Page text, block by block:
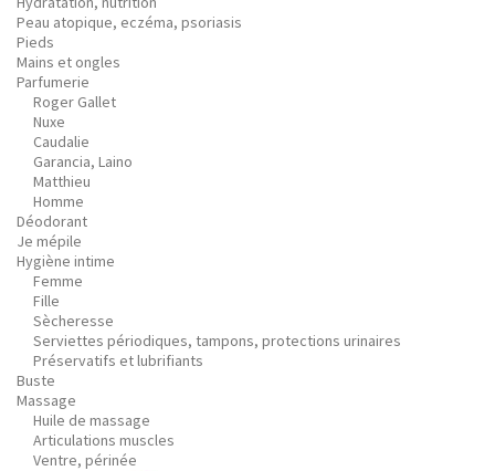
Peau atopique, eczéma, psoriasis
Pieds
Mains et ongles
Parfumerie
Roger Gallet
Nuxe
Caudalie
Garancia, Laino
Matthieu
Homme
Déodorant
Je mépile
Hygiène intime
Femme
Fille
Sècheresse
Serviettes périodiques, tampons, protections urinaires
Préservatifs et lubrifiants
Buste
Massage
Huile de massage
Articulations muscles
Ventre, périnée